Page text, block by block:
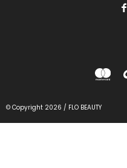

© Copyright 2026 / FLO BEAUTY